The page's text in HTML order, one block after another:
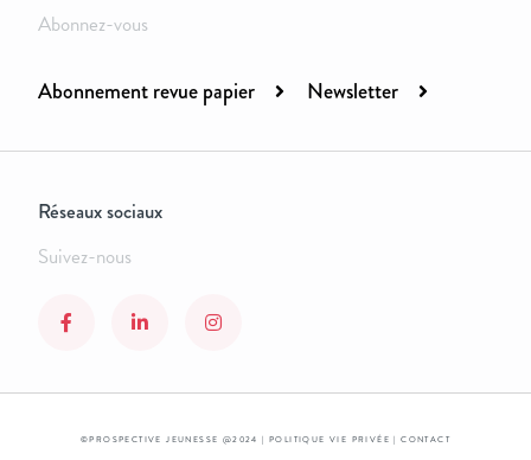
Abonnez-vous
Abonnement revue papier Newsletter
Réseaux sociaux
Suivez-nous
©PROSPECTIVE JEUNESSE @2024 | POLITIQUE VIE PRIVÉE |CONTACT